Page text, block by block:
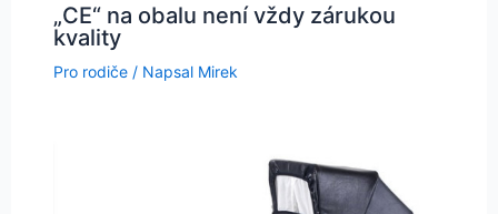
„CE“ na obalu není vždy zárukou
kvality
Pro rodiče / Napsal Mirek